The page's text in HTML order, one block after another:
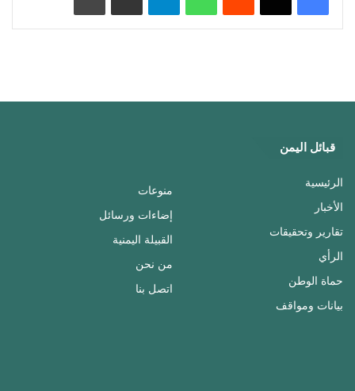
قبائل اليمن
الرئيسية
الأخبار
تقارير وتحقيقات
الرأي
حماة الوطن
بيانات ومواقف
منوعات
إضاءات ورسائل
القبيلة اليمنية
من نحن
اتصل بنا